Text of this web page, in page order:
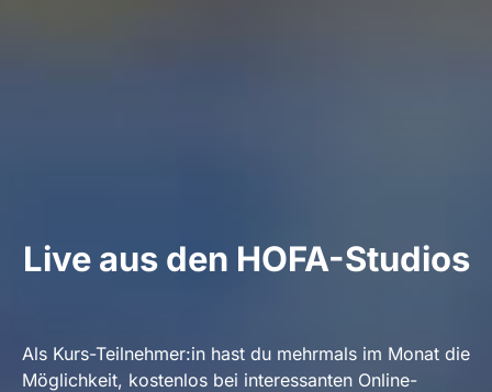
Live aus den HOFA-Studios
Als Kurs-Teilnehmer:in hast du mehrmals im Monat die
Möglichkeit, kostenlos bei interessanten Online-